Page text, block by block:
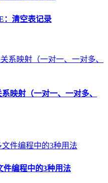
：清空表记录
映射（一对一、一对多、
件编程中的3种用法